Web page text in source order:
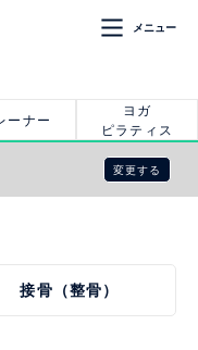
メニュー
ーナー
ヨガ
ピラティス
変更する
接骨（整骨）